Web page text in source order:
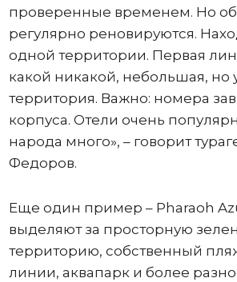
проверенные временем. Но
регулярно реновируются.
одной территории. Первая
какой никакой, небольшая, но
территория. Важно: номера
корпуса. Отели очень
народа много», – говорит
Федоров.
Еще один пример – Pharaoh
выделяют за просторную
территорию, собственный
линии, аквапарк и более